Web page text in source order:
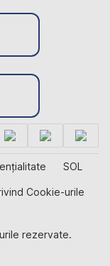
SOL
Cookie-urile
rezervate.